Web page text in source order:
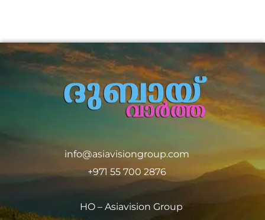
info@asiavisiongroup.com
+971 55 700 2876
HO – Asiavision Group